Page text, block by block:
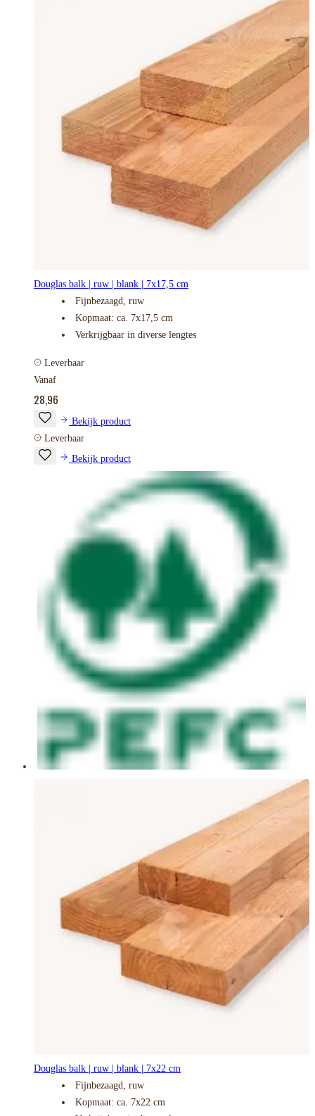
Douglas balk | ruw | blank | 7x17,5 cm
Fijnbezaagd, ruw
Kopmaat: ca. 7x17,5 cm
Verkrijgbaar in diverse lengtes
Leverbaar
Vanaf
28,96
Bekijk product
Leverbaar
Bekijk product
Douglas balk | ruw | blank | 7x22 cm
Fijnbezaagd, ruw
Kopmaat: ca. 7x22 cm